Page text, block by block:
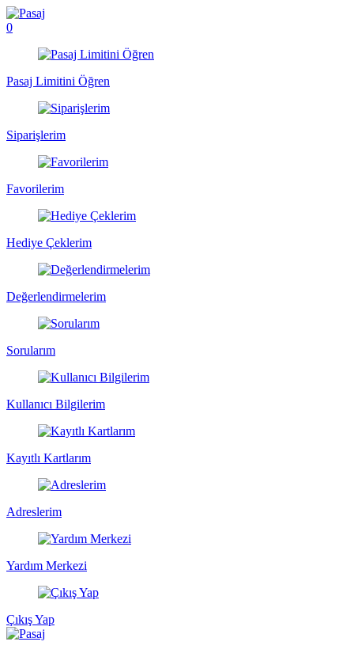
0
Pasaj Limitini Öğren
Siparişlerim
Favorilerim
Hediye Çeklerim
Değerlendirmelerim
Sorularım
Kullanıcı Bilgilerim
Kayıtlı Kartlarım
Adreslerim
Yardım Merkezi
Çıkış Yap